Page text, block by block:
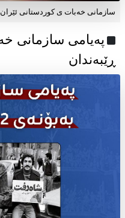
سازمانی خەبات ی کوردستانی ئێران
ڕێبەندان